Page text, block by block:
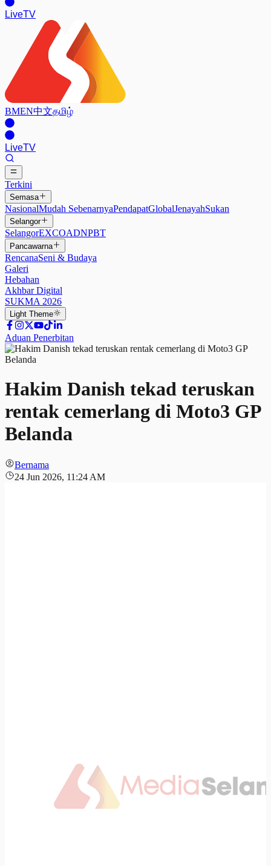
LiveTV
BMEN中文தமிழ்
LiveTV
Terkini
Semasa
NasionalMudah SebenarnyaPendapatGlobalJenayahSukan
Selangor
SelangorEXCOADNPBT
Pancawarna
RencanaSeni & Budaya
Galeri
Hebahan
Akhbar Digital
SUKMA 2026
Light Theme
Aduan Penerbitan
Hakim Danish tekad teruskan
rentak cemerlang di Moto3 GP
Belanda
Bernama
24 Jun 2026, 11:24 AM